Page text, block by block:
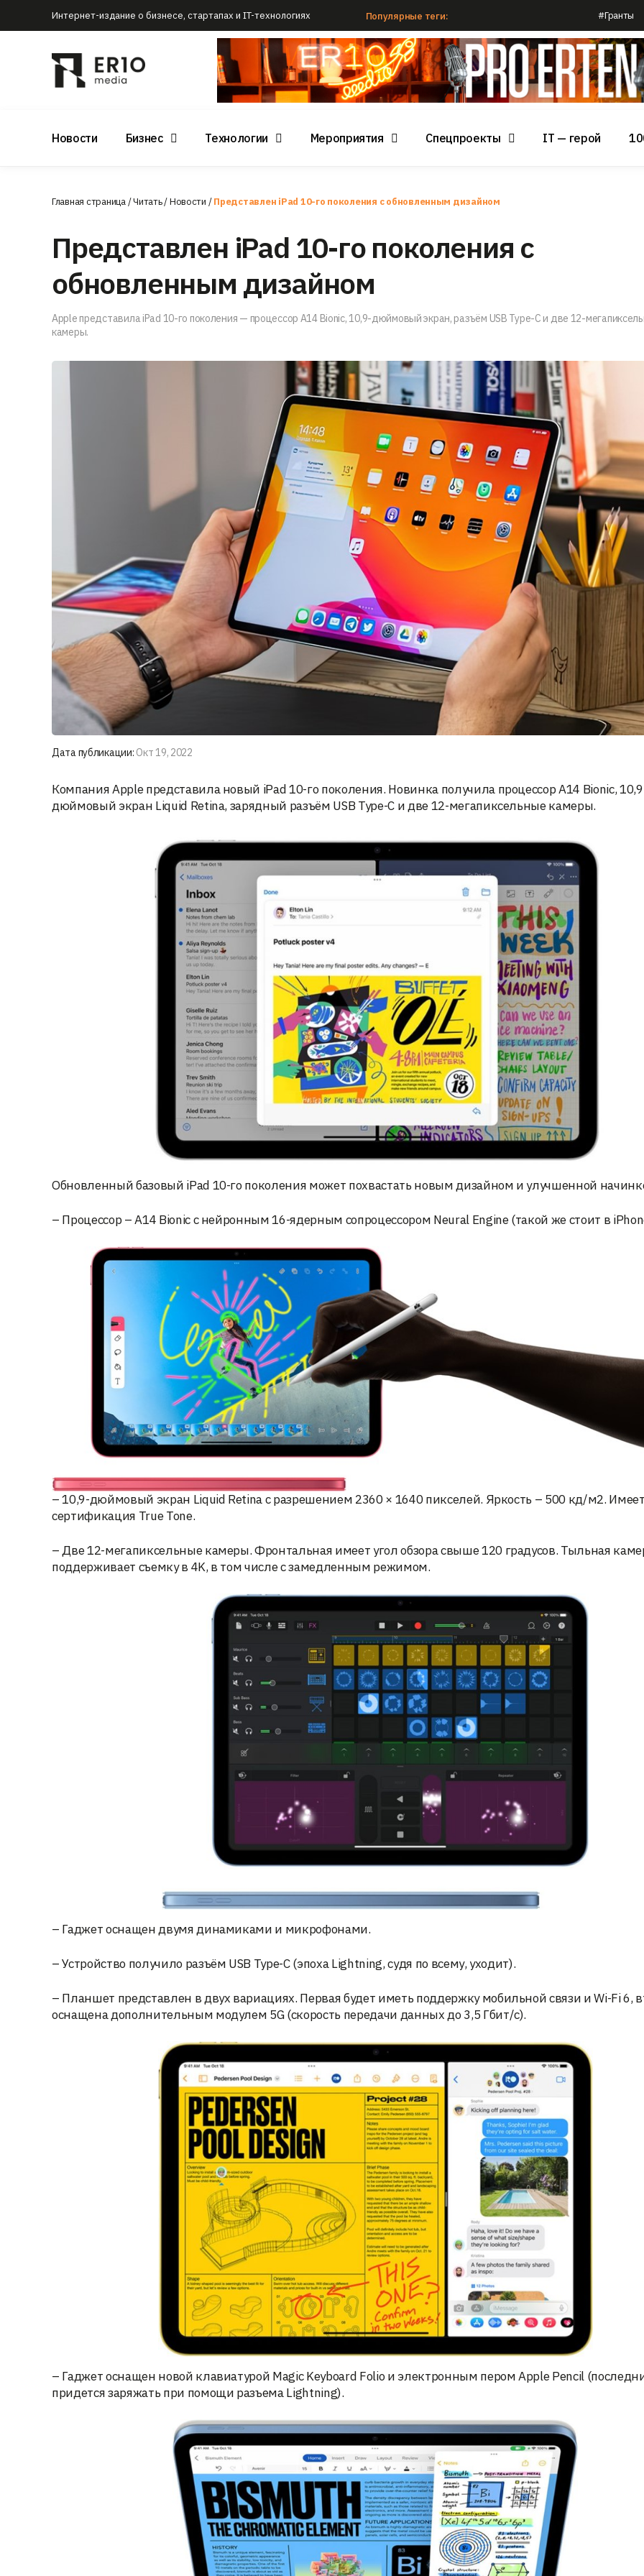
Интернет-издание о бизнесе, стартапах и IT-технологиях Популярные теги: #Гранты
Новости Бизнес Технологии Мероприятия Спецпроекты IT — герой
Главная страница/Читать/Новости /Представлен iPad 10-го поколения с обновленным дизайном
Представлен iPad 10-го поколения с
обновленным дизайном
Apple представила iPad 10-го поколения — процессор A14 Bionic, 10,9-дюймовый экран, разъём USB Type-C и две 12-
камеры.
Дата публикации: Окт 19, 2022
Компания Apple представила новый iPad 10-го поколения. Новинка получила процессор A14 Bionic,
дюймовый экран Liquid Retina, зарядный разъём USB Type-C и две 12-мегапиксельные камеры.
Обновленный базовый iPad 10-го поколения может похвастать новым дизайном и улучшенной
– Процессор – A14 Bionic с нейронным 16-ядерным сопроцессором Neural Engine (такой же стоит в
– 10,9-дюймовый экран Liquid Retina с разрешением 2360 × 1640 пикселей. Яркость – 500 кд/м2.
сертификация True Tone.
– Две 12-мегапиксельные камеры. Фронтальная имеет угол обзора свыше 120 градусов. Тыльная
поддерживает съемку в 4K, в том числе с замедленным режимом.
– Гаджет оснащен двумя динамиками и микрофонами.
– Устройство получило разъём USB Type-C (эпоха Lightning, судя по всему, уходит).
– Планшет представлен в двух вариациях. Первая будет иметь поддержку мобильной связи и Wi-Fi 6,
оснащена дополнительным модулем 5G (скорость передачи данных до 3,5 Гбит/с).
– Гаджет оснащен новой клавиатурой Magic Keyboard Folio и электронным пером Apple Pencil
придется заряжать при помощи разъема Lightning).